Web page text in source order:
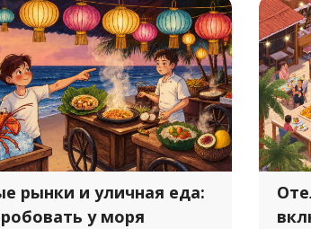
рынки и уличная еда:
у моря